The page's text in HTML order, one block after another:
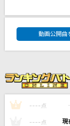
[生音]にじいろ
絢香
Nissy(西島隆弘)
負け犬にアン
動画公開曲
1 ---- 点
---- 点